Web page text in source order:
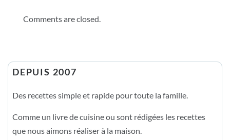
Comments are closed.
DEPUIS 2007
Des recettes simple et rapide pour toute la famille.
Comme un livre de cuisine ou sont rédigées les recettes
que nous aimons réaliser à la maison.